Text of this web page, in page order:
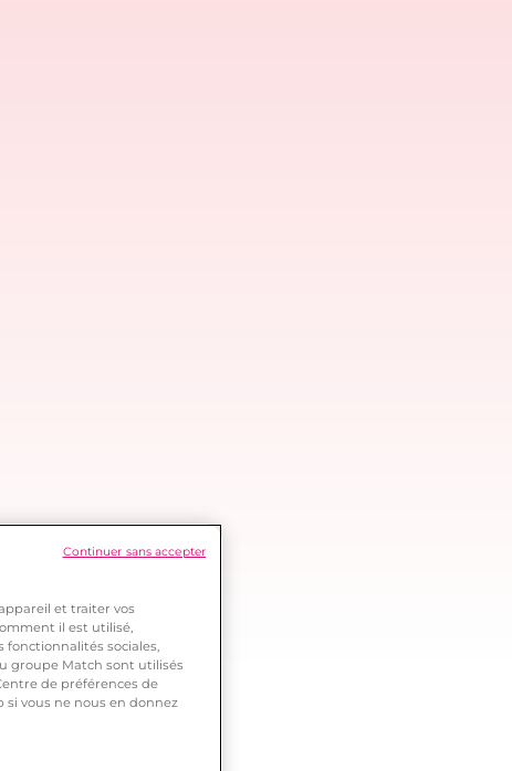
et traiter vos
il est utilisé,
fonctionnalités sociales,
groupe Match sont utilisés
de préférences de
vous ne nous en donnez
Continuer sans accepter